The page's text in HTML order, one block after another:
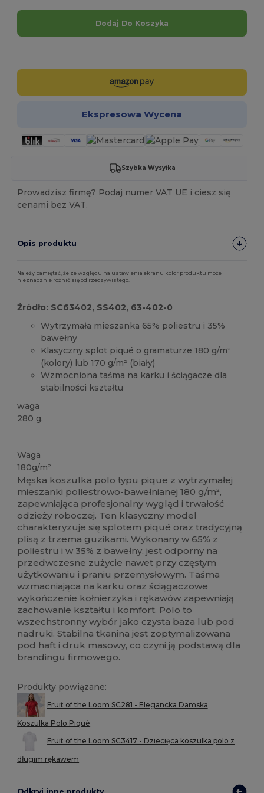
Dodaj Do Koszyka
Ekspresowa Wycena
Szybka Wysyłka
Prowadzisz firmę? Podaj numer VAT UE i ciesz się
cenami bez VAT.
Opis produktu
Należy pamiętać, że ze względu na ustawienia ekranu kolor produktu może
nieznacznie różnić się od rzeczywistego.
Źródło: SC63402, SS402, 63-402-0
Wytrzymała mieszanka 65% poliestru i 35%
bawełny
Klasyczny splot piqué o gramaturze 180 g/m²
(kolory) lub 170 g/m² (biały)
Wzmocniona taśma na karku i ściągacze dla
stabilności kształtu
waga
280 g.
Waga
180g/m²
Męska koszulka polo typu pique z wytrzymałej
mieszanki poliestrowo-bawełnianej 180 g/m²,
zapewniająca profesjonalny wygląd i trwałość
odzieży roboczej. Ten klasyczny model
charakteryzuje się splotem piqué oraz tradycyjną
plisą z trzema guzikami. Wykonany w 65% z
poliestru i w 35% z bawełny, jest odporny na
przedwczesne zużycie nawet przy częstym
użytkowaniu i praniu przemysłowym. Taśma
wzmacniająca na karku oraz ściągaczowe
wykończenie kołnierzyka i rękawów zapewniają
zachowanie kształtu i komfort. Polo to
wszechstronny wybór jako czysta baza lub pod
nadruki. Stabilna tkanina jest zoptymalizowana
pod haft i druk masowy, co czyni ją podstawą dla
brandingu firmowego.
Produkty powiązane:
Fruit of the Loom SC281 - Elegancka Damska
Koszulka Polo Piqué
Fruit of the Loom SC3417 - Dziecięca koszulka polo z
długim rękawem